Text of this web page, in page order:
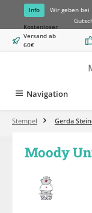
springen
Info Wir geben bei
Kostenloser
Versand ab
60€
Navigation
Stempel Gerda
Moody